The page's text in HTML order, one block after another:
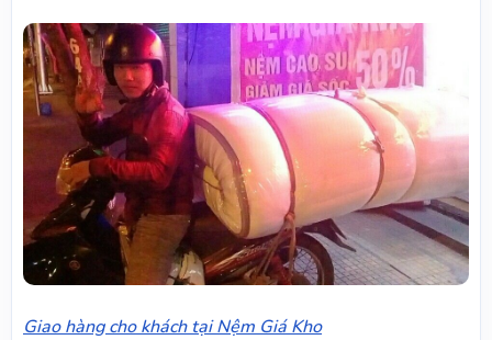
Giao hàng cho khách tại Nệm Giá Kho